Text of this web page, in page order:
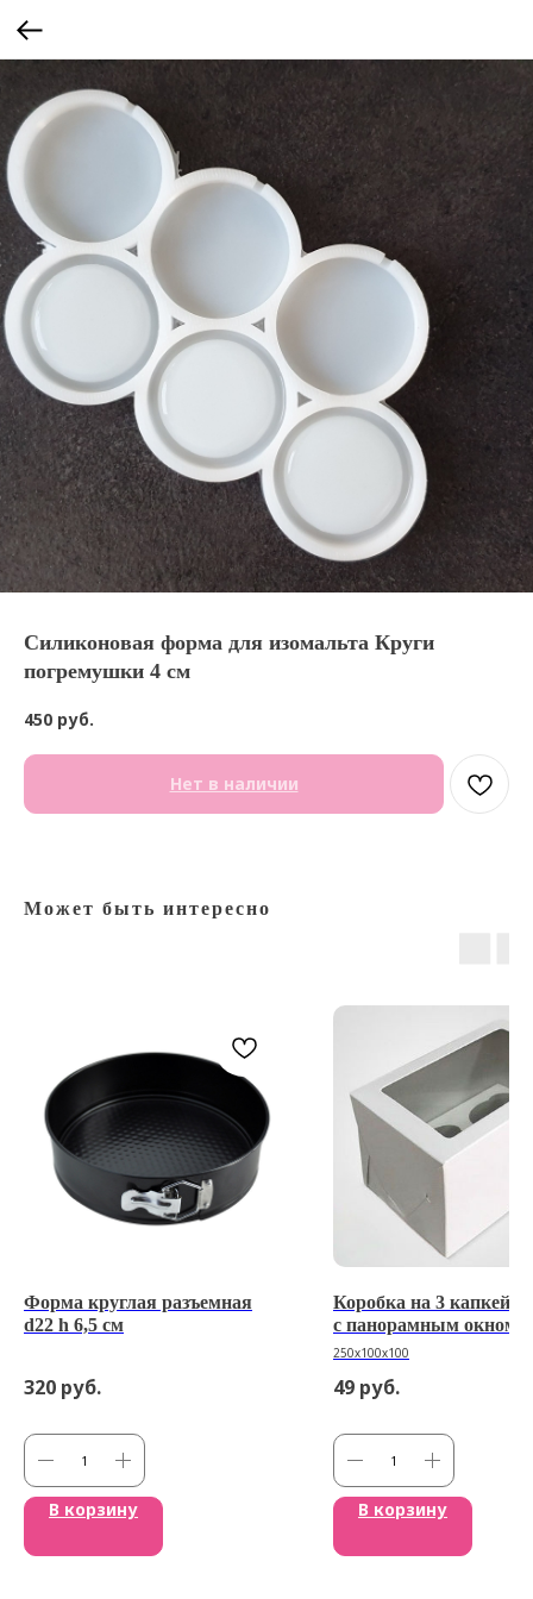
Силиконовая форма для изомальта Круги
погремушки 4 см
450 руб.
Нет в наличии
Может быть интересно
Форма круглая разъемная
d22 h 6,5 см
320 руб.
В корзину
Коробка на 3
с панорамным окном
250х100х100
49 руб.
В корзину